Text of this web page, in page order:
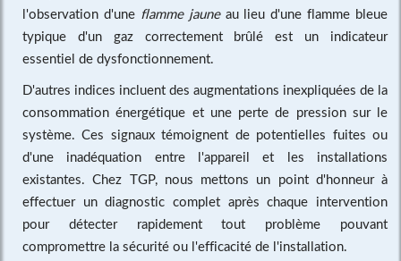
l'observation d'une flamme jauneau lieu d'une flamme bleue
typique d'un gaz correctement brûlé est un indicateur
essentiel de dysfonctionnement.
D'autres indices incluent des augmentations inexpliquées de la
consommation énergétique et une perte de pression sur le
système. Ces signaux témoignent de potentielles fuites ou
d'une inadéquation entre l'appareil et les installations
existantes. Chez TGP, nous mettons un point d'honneur à
effectuer un diagnostic complet après chaque intervention
pour détecter rapidement tout problème pouvant
compromettre la sécurité ou l'efficacité de l'installation.